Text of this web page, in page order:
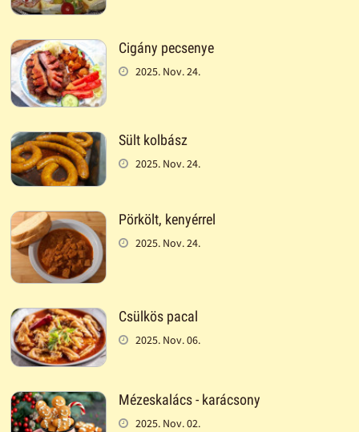
Cigány pecsenye
2025. Nov. 24.
Sült kolbász
2025. Nov. 24.
Pörkölt, kenyérrel
2025. Nov. 24.
Csülkös pacal
2025. Nov. 06.
Mézeskalács - karácsony
2025. Nov. 02.